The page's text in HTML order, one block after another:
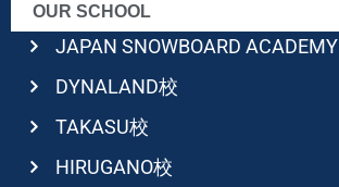
OUR SCHOOL
JAPAN SNOWBOARD ACADEMY
DYNALAND校
TAKASU校
HIRUGANO校